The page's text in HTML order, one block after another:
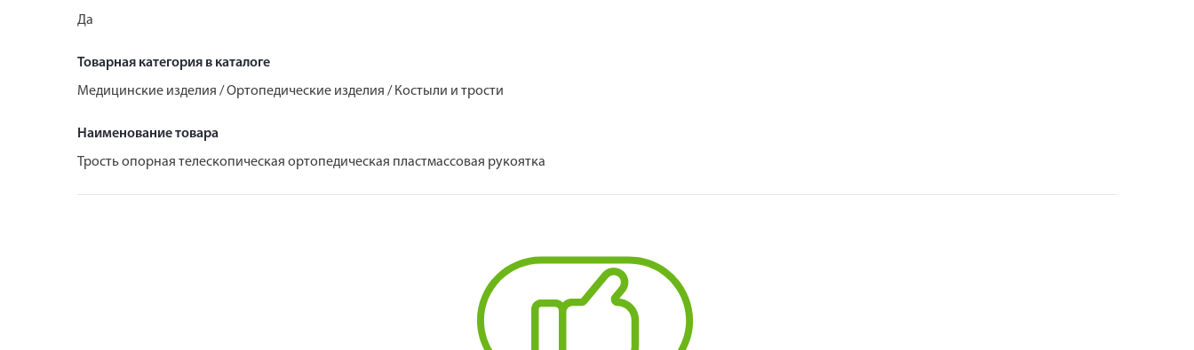
Да
Товарная категория в каталоге
Медицинские изделия / Ортопедические изделия / Костыли и трости
Наименование товара
Трость опорная телескопическая ортопедическая пластмассовая рукоятка